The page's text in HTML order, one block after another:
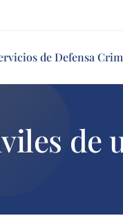
de Defensa
de